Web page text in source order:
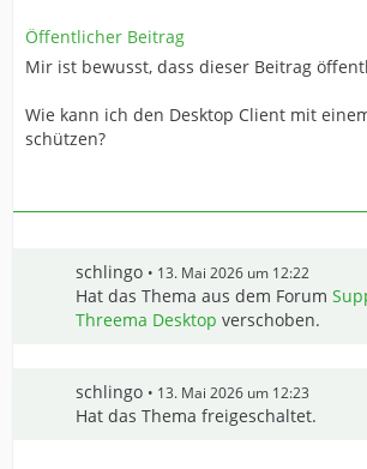
Öffentlicher Beitrag
Mir ist bewusst, dass dieser Beitrag
Wie kann ich den Desktop Client mit
schützen?
schlingo 13. Mai 2026 um 12:22
Hat das Thema aus dem Forum
Threema Desktop verschoben.
schlingo 13. Mai 2026 um 12:23
Hat das Thema freigeschaltet.